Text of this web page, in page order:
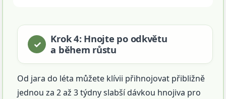
Krok 4: Hnojte po odkvětu
a během růstu
Od jara do léta můžete klívii přihnojovat přibližně
jednou za 2 až 3 týdny slabší dávkou hnojiva pro